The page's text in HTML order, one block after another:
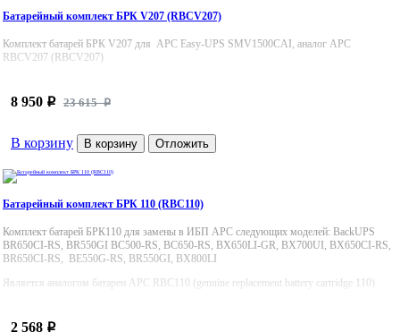
Батарейный комплект БРК V207 (RBCV207)
Комплект батарей БРК V207 для APC Easy-UPS SMV1500CAI, аналог APC
RBCV207 (RBCV207)
8 950 p 23 615 p
В корзину В корзину Отложить
Батарейный комплект БРК 110 (RBC110)
Комплект батарей БРК110 для замены в ИБП APC следующих моделей: BackUPS
BR650CI-RS, BR550GI BC500-RS, BC650-RS, BX650LI-GR, BX700UI, BX650CI-RS,
BR650CI-RS, BE550G-RS, BR550GI, BX800LI
Является аналогом батареи APC RBC110 (genuine replacement battery cartridge 110)
2 568 p